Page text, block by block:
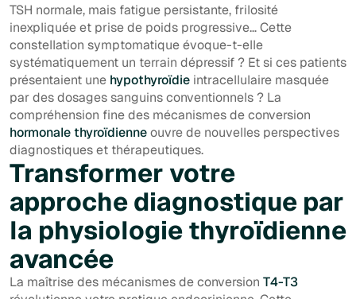
TSH normale, mais fatigue persistante, frilosité
inexpliquée et prise de poids progressive… Cette
constellation symptomatique évoque-t-elle
systématiquement un terrain dépressif ? Et si ces patients
présentaient une hypothyroïdie intracellulaire masquée
par des dosages sanguins conventionnels ? La
compréhension fine des mécanismes de conversion
hormonale thyroïdienneouvre de nouvelles perspectives
diagnostiques et thérapeutiques.
Transformer votre
approche diagnostique par
la physiologie thyroïdienne
avancée
La maîtrise des mécanismes de conversion T4-T3